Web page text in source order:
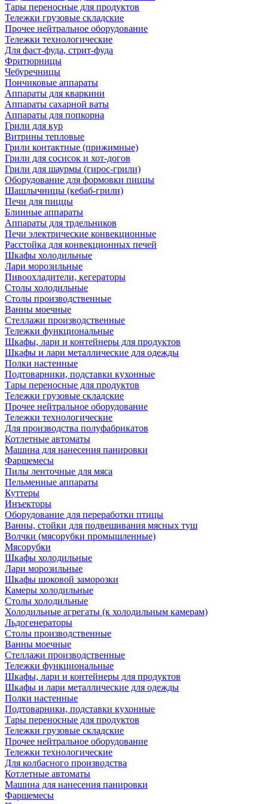
Тары переносные для продуктов
Тележки грузовые складские
Прочее нейтральное оборудование
Тележки технологические
Для фаст-фуда, стрит-фуда
Фритюрницы
Чебуречницы
Пончиковые аппараты
Аппараты для кваркини
Аппараты сахарной ваты
Аппараты для попкорна
Грили для кур
Витрины тепловые
Грили контактные (прижимные)
Грили для сосисок и хот-догов
Грили для шаурмы (гирос-грили)
Оборудование для формовки пиццы
Шашлычницы (кебаб-грили)
Печи для пиццы
Блинные аппараты
Аппараты для трдельников
Печи электрические конвекционные
Расстойка для конвекционных печей
Шкафы холодильные
Лари морозильные
Пивоохладители, кегераторы
Столы холодильные
Столы производственные
Ванны моечные
Стеллажи производственные
Тележки функциональные
Шкафы, лари и контейнеры для продуктов
Шкафы и лари металлические для одежды
Полки настенные
Подтоварники, подставки кухонные
Тары переносные для продуктов
Тележки грузовые складские
Прочее нейтральное оборудование
Тележки технологические
Для производства полуфабрикатов
Котлетные автоматы
Машина для нанесения панировки
Фаршемесы
Пилы ленточные для мяса
Пельменные аппараты
Куттеры
Инъекторы
Оборудование для переработки птицы
Ванны, стойки для подвешивания мясных туш
Волчки (мясорубки промышленные)
Мясорубки
Шкафы холодильные
Лари морозильные
Шкафы шоковой заморозки
Камеры холодильные
Столы холодильные
Холодильные агрегаты (к холодильным камерам)
Льдогенераторы
Столы производственные
Ванны моечные
Стеллажи производственные
Тележки функциональные
Шкафы, лари и контейнеры для продуктов
Шкафы и лари металлические для одежды
Полки настенные
Подтоварники, подставки кухонные
Тары переносные для продуктов
Тележки грузовые складские
Прочее нейтральное оборудование
Тележки технологические
Для колбасного производства
Котлетные автоматы
Машина для нанесения панировки
Фаршемесы